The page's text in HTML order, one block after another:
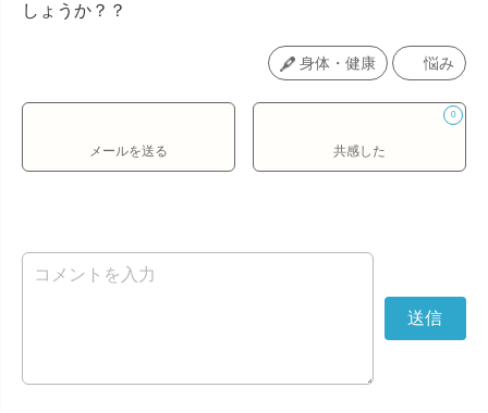
しょうか？？
身体・健康 悩み
メールを送る
0
共感した